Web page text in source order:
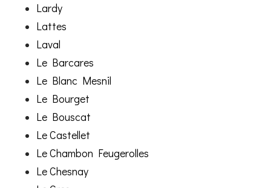
Lardy
Lattes
Laval
Le Barcares
Le Blanc Mesnil
Le Bourget
Le Bouscat
Le Castellet
Le Chambon Feugerolles
Le Chesnay